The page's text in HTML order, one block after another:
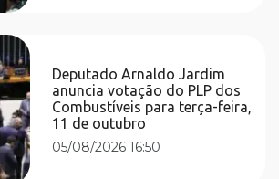
Deputado Arnaldo Jardim
anuncia votação do PLP dos
Combustíveis para terça-feira,
11 de outubro
05/08/2026 16:50